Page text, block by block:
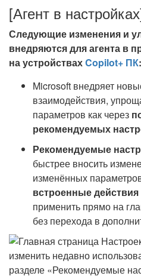
[Агент в
Следующие изменения и
внедряются для агента в
на устройствахCopilot+ ПК:
Microsoft внедряет
взаимодействия,
параметров как через
рекомендуемых
Рекомендуемые
быстрее вносить
изменённых
встроенные действия
применить прямо на
без перехода в